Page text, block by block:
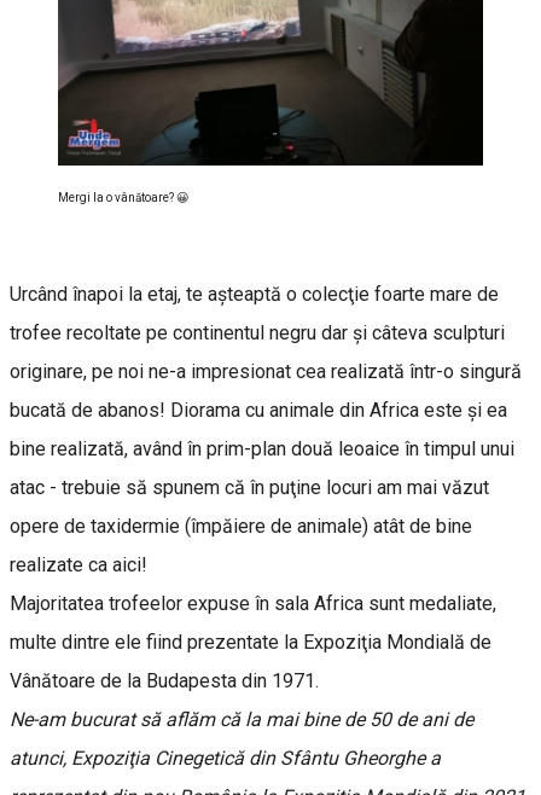
Mergi la o vânătoare? 😀
Urcând înapoi la etaj, te aşteaptă o colecţie foarte mare de
trofee recoltate pe continentul negru dar şi câteva sculpturi
originare, pe noi ne-a impresionat cea realizată într-o singură
bucată de abanos! Diorama cu animale din Africa este şi ea
bine realizată, având în prim-plan două leoaice în timpul unui
atac - trebuie să spunem că în puţine locuri am mai văzut
opere de taxidermie (împăiere de animale) atât de bine
realizate ca aici!
Majoritatea trofeelor expuse în sala Africa sunt medaliate,
multe dintre ele fiind prezentate la Expoziţia Mondială de
Vânătoare de la Budapesta din 1971.
Ne-am bucurat să aflăm că la mai bine de 50 de ani de
atunci, Expoziţia Cinegetică din Sfântu Gheorghe a